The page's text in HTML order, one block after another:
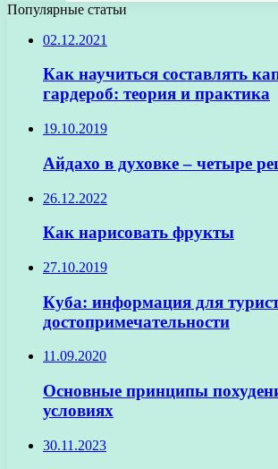
Популярные статьи
02.12.2021
Как научиться составлять
гардероб: теория и практика
19.10.2019
Айдахо в духовке – четыре
26.12.2022
Как нарисовать фрукты
27.10.2019
Куба: информация для
достопримечательности
11.09.2020
Основные принципы
условиях
30.11.2023